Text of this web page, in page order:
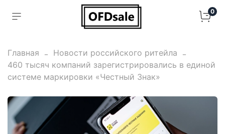
0
Главная
Новости российского ритейла
460 тысяч компаний зарегистрировались в единой
системе маркировки «Честный Знак»